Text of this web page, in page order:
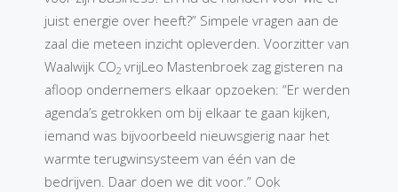
juist energie over heeft?” Simpele vragen aan de
zaal die meteen inzicht opleverden. Voorzitter van
Waalwijk CO2 vrijLeo Mastenbroek zag gisteren na
afloop ondernemers elkaar opzoeken: “Er werden
agenda’s getrokken om bij elkaar te gaan kijken,
iemand was bijvoorbeeld nieuwsgierig naar het
warmte terugwinsysteem van één van de
bedrijven. Daar doen we dit voor.” Ook